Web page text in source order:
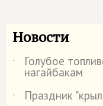
Новости
˙ Голубое
нагайбакам
˙
Праздник